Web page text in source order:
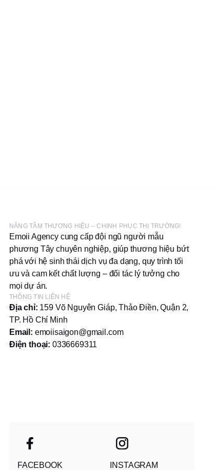
NÂNG TẦM THƯƠNG HIỆU – CHINH PHỤC THỊ TRƯỜNG!
Emoii Agency cung cấp đội ngũ người mẫu
phương Tây chuyên nghiệp, giúp thương hiệu bứt
phá với hệ sinh thái dịch vụ đa dạng, quy trình tối
ưu và cam kết chất lượng – đối tác lý tưởng cho
mọi dự án.
THÔNG TIN LIÊN HỆ
Địa chỉ: 159 Võ Nguyên Giáp, Thảo Điền, Quận 2,
TP. Hồ Chí Minh
Email: emoiisaigon@gmail.com
Điện thoại: 0336669311
FACEBOOK INSTAGRAM